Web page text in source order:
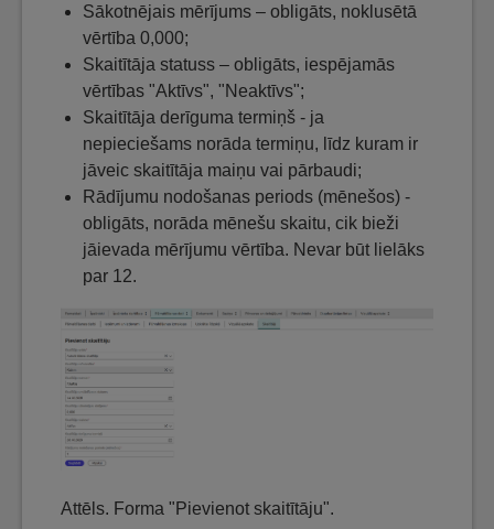
Sākotnējais mērījums – obligāts, noklusētā
vērtība 0,000;
Skaitītāja statuss – obligāts, iespējamās
vērtības "Aktīvs", "Neaktīvs";
Skaitītāja derīguma termiņš - ja
nepieciešams norāda termiņu, līdz kuram ir
jāveic skaitītāja maiņu vai pārbaudi;
Rādījumu nodošanas periods (mēnešos) -
obligāts, norāda mēnešu skaitu, cik bieži
jāievada mērījumu vērtība. Nevar būt lielāks
par 12.
Attēls. Forma "Pievienot skaitītāju".